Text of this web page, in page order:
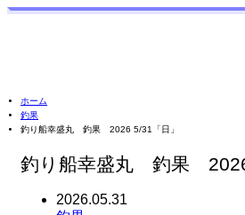
ホーム
釣果
釣り船幸盛丸 釣果 2026 5/31「日」
釣り船幸盛丸 釣果 2026
2026.05.31